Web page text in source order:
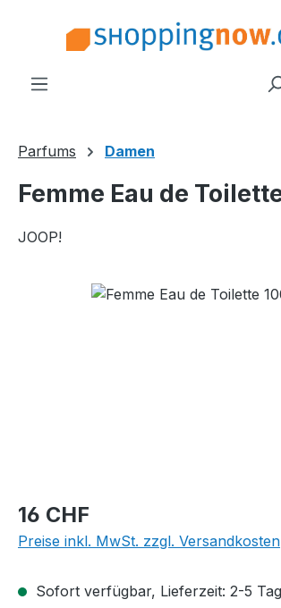
Zum Hauptinhalt springen
Parfums Damen
Femme Eau de
JOOP!
Bildergalerie überspringen
Regulärer Preis:
16 CHF
Preise inkl. MwSt. zzgl. Versandkosten
Sofort verfügbar, Lieferzeit: 2-5